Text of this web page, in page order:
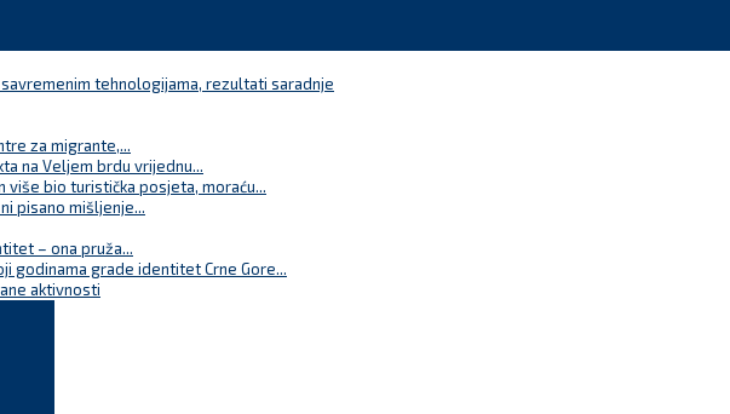
tehnologijama, rezultati saradnje
za migrante,...
na Veljem brdu vrijednu...
više bio turistička posjeta, moraću...
pisano mišljenje...
– ona pruža...
godinama grade identitet Crne Gore...
aktivnosti